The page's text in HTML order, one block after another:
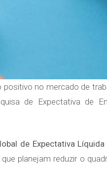
no mercado de
de Expectativa de
de Expectativa
planejam reduzir o